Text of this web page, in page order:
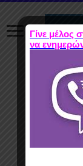
Γίνε μέλος
να